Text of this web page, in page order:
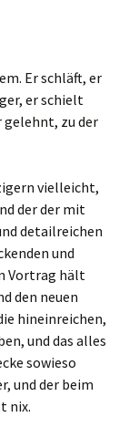
Er schläft, er
er schielt
gelehnt, zu der
vielleicht,
der der mit
detailreichen
und
Vortrag hält
den neuen
hineinreichen,
und das alles
sowieso
und der beim
nix.